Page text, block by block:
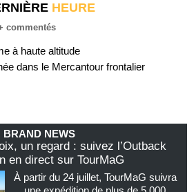
HEURE
commentés
à haute altitude
dans le Mercantour frontalier
BRAND NEWS
un regard : suivez l’Outback
en direct sur TourMaG
À partir du 24 juillet, TourMaG suivra